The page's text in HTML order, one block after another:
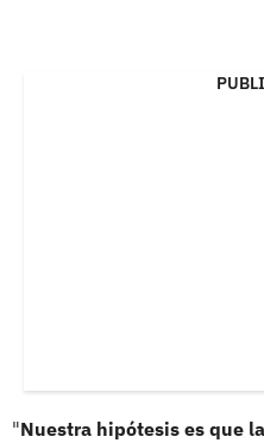
"Nuestra hipótesis es que